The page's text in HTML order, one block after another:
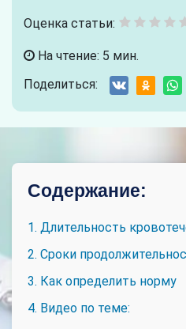
Оценка статьи:
На чтение: 5 мин.
Поделиться:
Содержание:
1. Длительность
2. Сроки
3. Как определить норму
4. Видео по теме: